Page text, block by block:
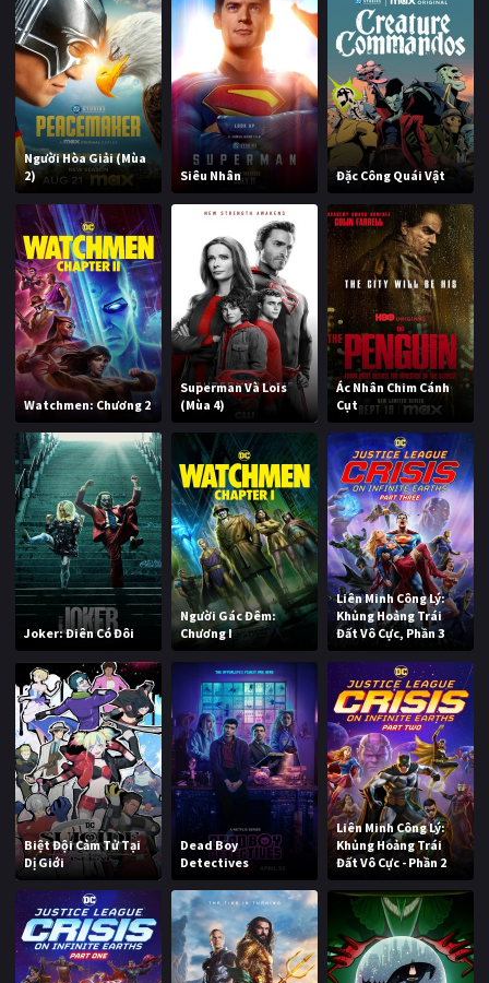
Người Hòa Giải (Mùa
2)
Siêu Nhân Đặc Công Quái Vật
Watchmen: Chương 2
Superman Và Lois
(Mùa 4)
Ác Nhân Chim Cánh
Cụt
Joker: Điên Có Đôi
Người Gác Đêm:
Chương I
Liên Minh Công Lý:
Khủng Hoảng Trái
Đất Vô Cực, Phần 3
Biệt Đội Cảm Tử Tại
Dị Giới
Dead Boy
Detectives
Liên Minh Công Lý:
Khủng Hoảng Trái
Đất Vô Cực - Phần 2